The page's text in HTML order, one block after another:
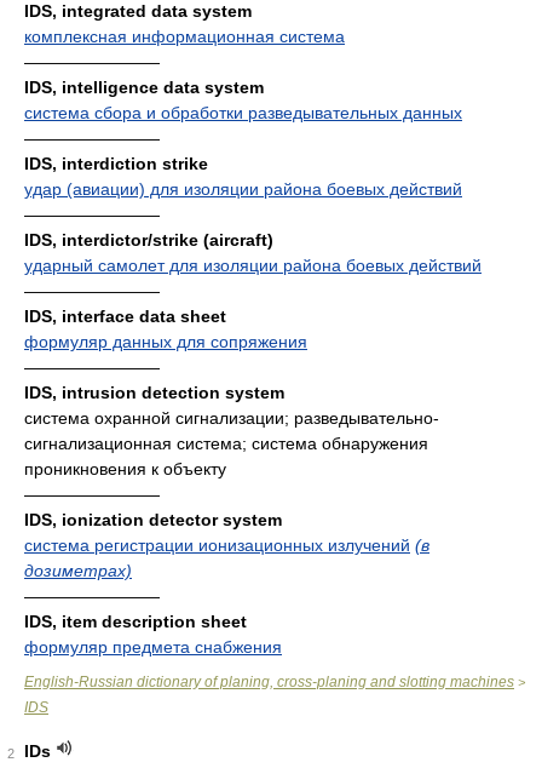
IDS, integrated data system
комплексная информационная система
————————
IDS, intelligence data system
система сбора и обработки разведывательных данных
————————
IDS, interdiction strike
удар (авиации) для изоляции района боевых действий
————————
IDS, interdictor/strike (aircraft)
ударный самолет для изоляции района боевых действий
————————
IDS, interface data sheet
формуляр данных для сопряжения
————————
IDS, intrusion detection system
система охранной сигнализации; разведывательно-
сигнализационная система; система обнаружения
проникновения к объекту
————————
IDS, ionization detector system
система регистрации ионизационных излучений (в
дозиметрах)
————————
IDS, item description sheet
формуляр предмета снабжения
English-Russian dictionary of planing, cross-planing and slotting machines >
IDS
2
IDs